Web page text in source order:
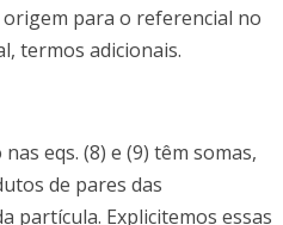
para o referencial no
termos adicionais.
eqs. (8) e (9) têm somas,
de pares das
partícula. Explicitemos essas